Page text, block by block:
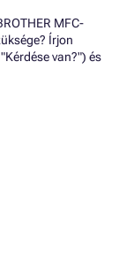
MFC-
Írjon
van?") és